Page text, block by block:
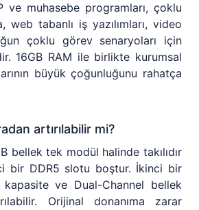
ve muhasebe programları, çoklu
web tabanlı iş yazılımları, video
çoklu görev senaryoları için
16GB RAM ile birlikte kurumsal
büyük çoğunluğunu rahatça
artırılabilir mi?
bellek tek modül halinde takılıdır
bir DDR5 slotu boştur. İkinci bir
ve Dual-Channel bellek
Orijinal donanıma zarar